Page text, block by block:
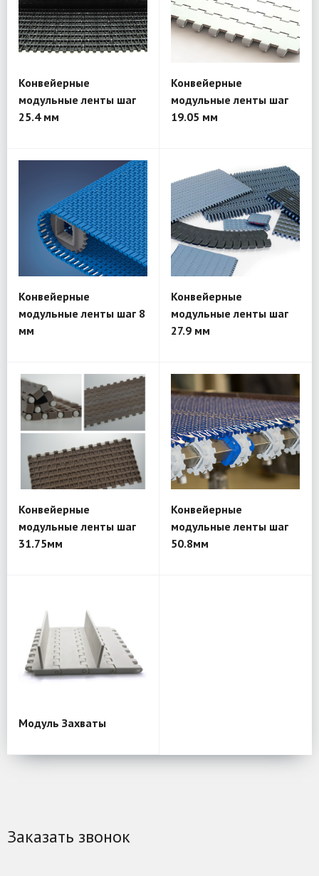
Конвейерные
модульные ленты шаг
25.4 мм
Конвейерные
модульные ленты шаг
19.05 мм
Конвейерные
модульные ленты шаг 8
мм
Конвейерные
модульные ленты шаг
27.9 мм
Конвейерные
модульные ленты шаг
31.75мм
Конвейерные
модульные ленты шаг
50.8мм
Модуль Захваты
Заказать звонок